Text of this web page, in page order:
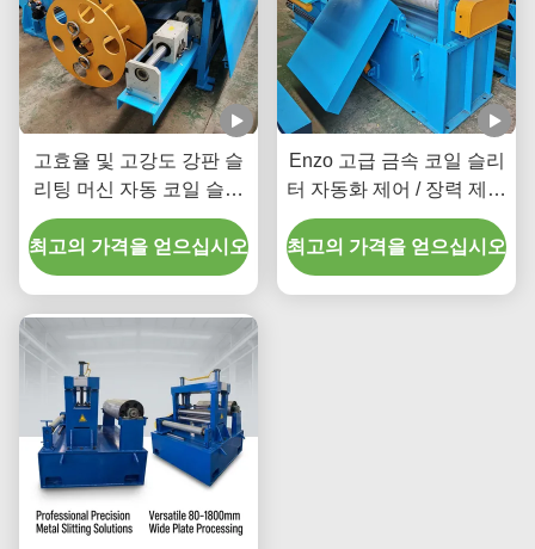
고효율 및 고강도 강판 슬
리팅 머신 자동 코일 슬리
터 100m/min 380V/50Hz
최고의 가격을 얻으십시오
Enzo 고급 금속 코일 슬리
터 자동화 제어 / 장력 제어
0-120m/분
최고의 가격을 얻으십시오